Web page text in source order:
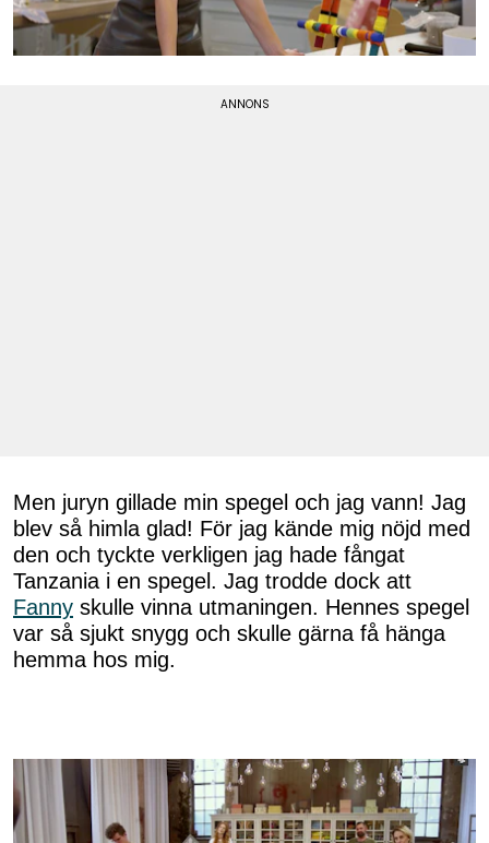
Men juryn gillade min spegel och jag vann! Jag
blev så himla glad! För jag kände mig nöjd med
den och tyckte verkligen jag hade fångat
Tanzania i en spegel. Jag trodde dock att
Fanny skulle vinna utmaningen. Hennes spegel
var så sjukt snygg och skulle gärna få hänga
hemma hos mig.